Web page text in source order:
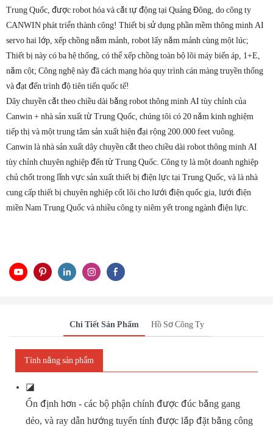
Trung Quốc, được robot hóa và cắt tự động tại Quảng Đông, do công ty
CANWIN phát triển thành công! Thiết bị sử dụng phần mềm thông minh AI
servo hai lớp, xếp chồng năm mảnh, robot lấy năm mảnh cùng một lúc;
Thiết bị này có ba hệ thống, có thể xếp chồng toàn bộ lõi máy biến áp, 1+E,
năm cột; Công nghệ này đã cách mạng hóa quy trình cán màng truyền thống
và đạt đến trình độ tiên tiến quốc tế!
Dây chuyền cắt theo chiều dài bằng robot thông minh AI tùy chỉnh của
Canwin + nhà sản xuất từ ​​Trung Quốc, chúng tôi có 20 năm kinh nghiệm
tiếp thị và một trung tâm sản xuất hiện đại rộng 200.000 feet vuông.
Canwin là nhà sản xuất dây chuyền cắt theo chiều dài robot thông minh AI
tùy chỉnh chuyên nghiệp đến từ Trung Quốc. Công ty là một doanh nghiệp
chủ chốt trong lĩnh vực sản xuất thiết bị điện lực tại Trung Quốc, và là nhà
cung cấp thiết bị chuyên nghiệp cốt lõi cho lưới điện quốc gia, lưới điện
miền Nam Trung Quốc và nhiều công ty niêm yết trong ngành điện lực.
Chi Tiết Sản Phẩm Hồ Sơ Công Ty
Tính năng sản phẩm
◪
Ổn định hơn - các bộ phận chính được đúc bằng gang
dẻo, và ray dẫn hướng tuyến tính được lắp đặt bằng công